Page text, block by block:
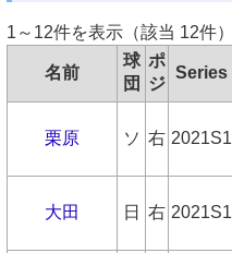
1～12件を表示（該当 12件）
名前
球
団
ポ
ジ
Series
栗原 ソ 右 2021S1
大田 日 右 2021S1